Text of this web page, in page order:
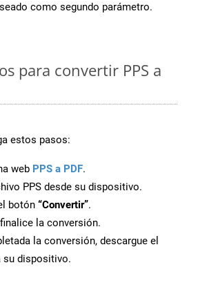
como segundo parámetro.
para convertir PPS a
estos pasos:
web PPS a PDF.
PPS desde su dispositivo.
botón “Convertir”.
la conversión.
la conversión, descargue el
su dispositivo.